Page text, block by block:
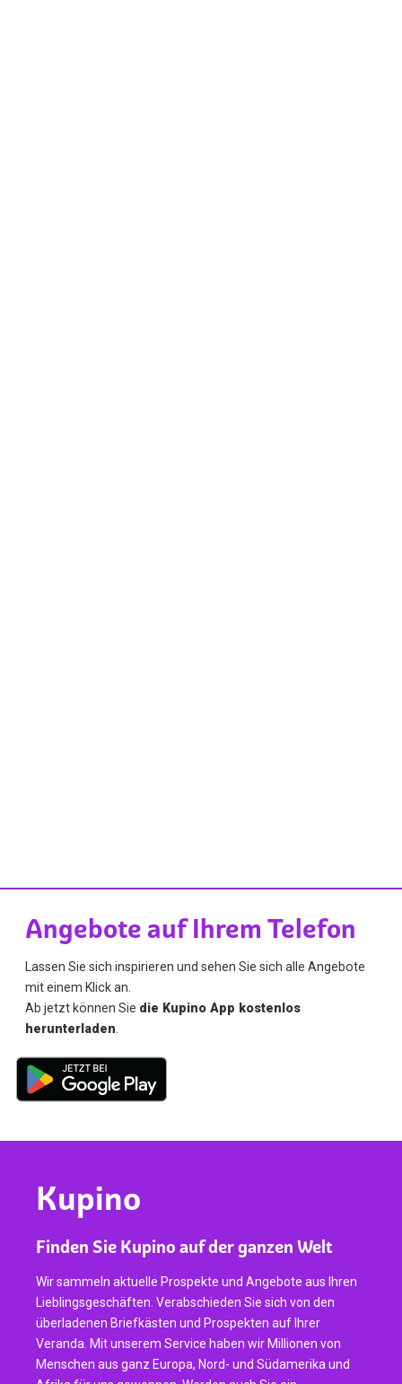
Angebote auf Ihrem Telefon
Lassen Sie sich inspirieren und sehen Sie sich alle Angebote
mit einem Klick an.
Ab jetzt können Sie die Kupino App kostenlos
herunterladen
Kupino
Finden Sie Kupino auf der ganzen Welt
Wir sammeln aktuelle Prospekte und Angebote aus Ihren
Lieblingsgeschäften. Verabschieden Sie sich von den
überladenen Briefkästen und Prospekten auf Ihrer
Veranda. Mit unserem Service haben wir Millionen von
Menschen aus ganz Europa, Nord- und Südamerika und